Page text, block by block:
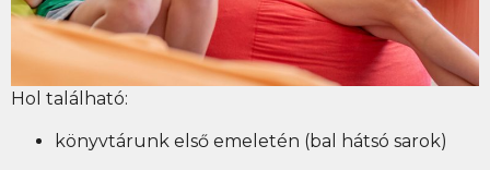
Hol található:
könyvtárunk első emeletén (bal hátsó sarok)